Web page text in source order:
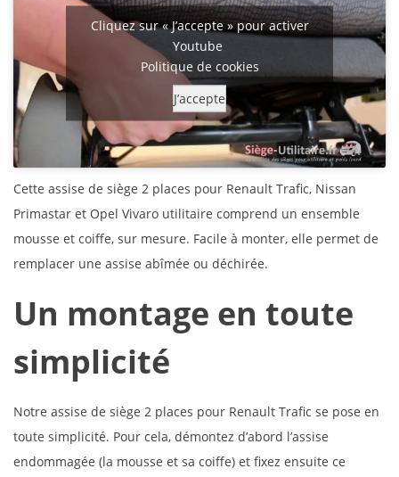
Cliquez sur « J’accepte » pour activer
Youtube
Politique de cookies
J’accepte
Cette assise de siège 2 places pour Renault Trafic, Nissan
Primastar et Opel Vivaro utilitaire comprend un ensemble
mousse et coiffe, sur mesure. Facile à monter, elle permet de
remplacer une assise abîmée ou déchirée.
Un montage en toute
simplicité
Notre assise de siège 2 places pour Renault Trafic se pose en
toute simplicité. Pour cela, démontez d’abord l’assise
endommagée (la mousse et sa coiffe) et fixez ensuite ce